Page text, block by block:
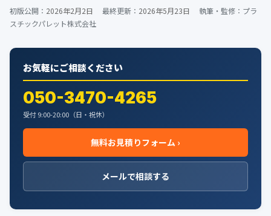
初版公開： 2026年2月2日 最終更新： 2026年5月23日 執筆・監修：プラ
スチックパレット株式会社
お気軽にご相談ください
050-3470-4265
受付 9:00-20:00（日・祝休）
無料お見積りフォーム ›
メールで相談する